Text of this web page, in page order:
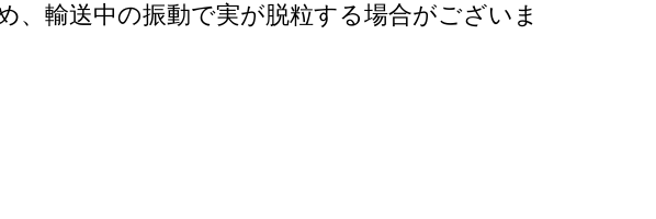
輸送中の振動で実が脱粒する場合がございま